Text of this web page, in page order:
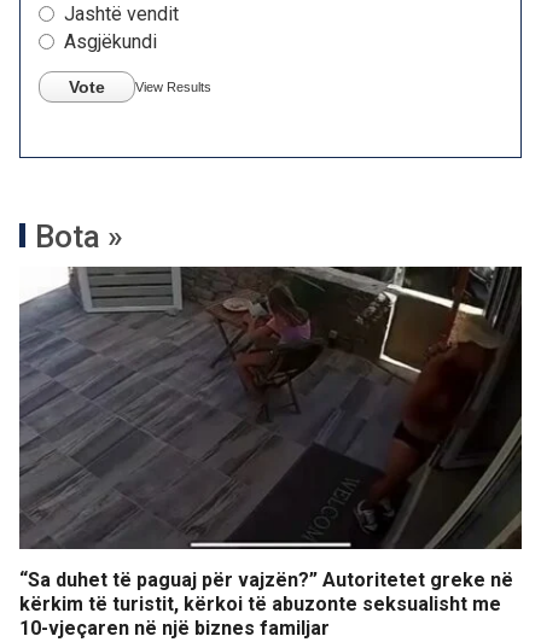
Jashtë vendit
Asgjëkundi
Vote View Results
Bota »
“Sa duhet të paguaj për vajzën?” Autoritetet greke në
kërkim të turistit, kërkoi të abuzonte seksualisht me
10-vjeçaren në një biznes familjar